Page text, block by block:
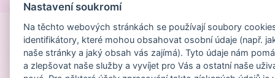
Nastavení soukromí
Na těchto webových stránkách se používají soubory
identifikátory, které mohou obsahovat osobní údaje (např.
naše stránky a jaký obsah vás zajímá). Tyto údaje nám
a zlepšovat naše služby a vyvíjet pro Vás a ostatní naše